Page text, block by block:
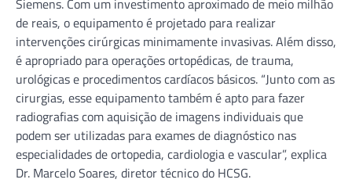
de reais, o equipamento é projetado para realizar
intervenções cirúrgicas minimamente invasivas. Além disso,
éapropriado para operações ortopédicas, de trauma,
urológicas e procedimentos cardíacos básicos. “Junto com as
cirurgias, esse equipamento também é apto para fazer
radiografias com aquisição de imagens individuais que
podem ser utilizadas para exames de diagnóstico nas
especialidades de ortopedia, cardiologia e vascular”, explica
Dr. Marcelo Soares, diretor técnico do HCSG.